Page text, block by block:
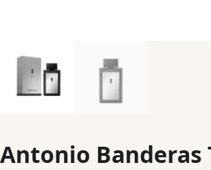
Antonio Banderas